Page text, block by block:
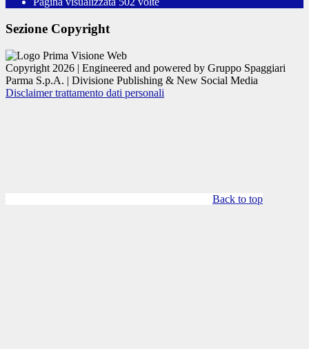
Sezione Copyright
Copyright 2026 | Engineered and powered by Gruppo Spaggiari
Parma S.p.A. | Divisione Publishing & New Social Media
Disclaimer trattamento dati personali
Back to top